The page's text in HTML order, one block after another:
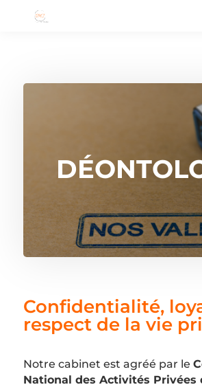
Confidentialité,
respect de la vie
Notre cabinet est agréé par le
National des Activités Privées